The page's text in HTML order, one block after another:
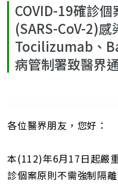
COVID-19確診
(SARS-CoV-2)
Tocilizumab、
病管制署致醫界
各位醫界朋友，您好：
本(112)年6月17日起嚴
診個案原則不需強制隔